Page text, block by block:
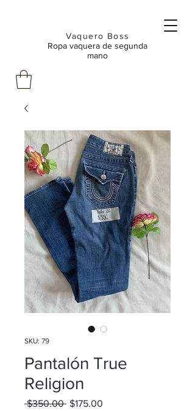
Vaquero Boss
Ropa vaquera de segunda
mano
SKU: 79
Pantalón True
Religion
$350.00 Precio
$175.00